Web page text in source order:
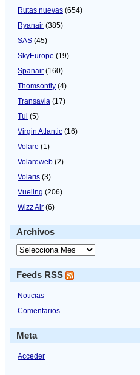
Rutas nuevas (654)
Ryanair (385)
SAS (45)
SkyEurope (19)
Spanair (160)
Thomsonfly (4)
Transavia (17)
Tui (5)
Virgin Atlantic (16)
Volare (1)
Volareweb (2)
Volaris (3)
Vueling (206)
Wizz Air (6)
Archivos
Feeds RSS
Noticias
Comentarios
Meta
Acceder